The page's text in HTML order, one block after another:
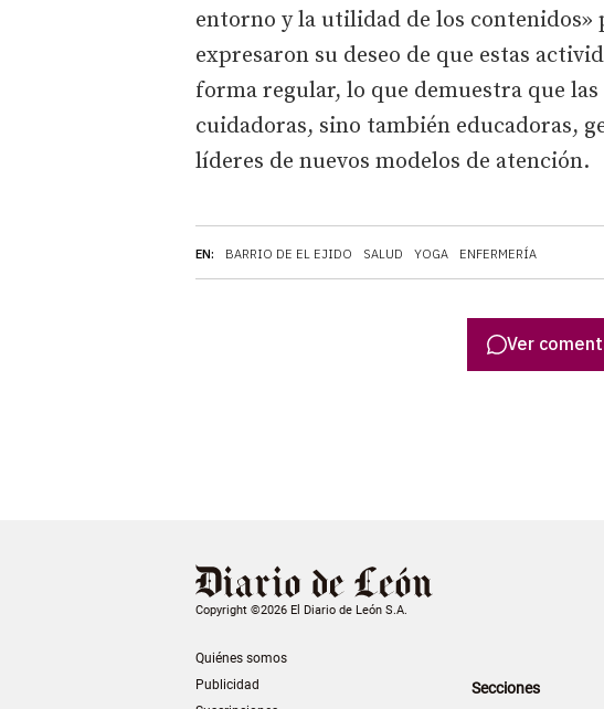
EN: BARRIO DE EL EJIDO SALUD YOGA ENFERMERÍA
entorno y la utilidad de los contenidos»
expresaron su deseo de que estas
forma regular, lo que demuestra que
cuidadoras, sino también educadoras,
líderes de nuevos modelos de atención.
Ver
Copyright ©2026 El Diario de León S.A.
Quiénes somos
Publicidad
Secciones